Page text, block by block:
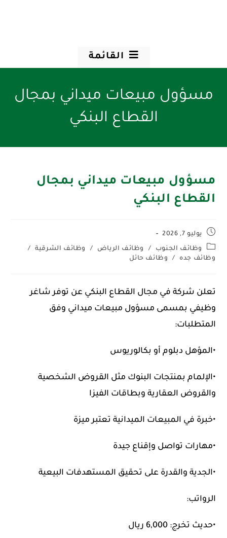
القائمة
مسؤول مبيعات ميداني بمجال
القطاع البنكي
مسؤول مبيعات ميداني بمجال
القطاع البنكي
يوليو 7, 2026
وظائف الجنوب / وظائف الرياض / وظائف الشرقية
/
وظائف جده
/ وظائف حائل
تعلن شركة في مجال القطاع البنكي عن توفر شاغر
وظيفي بمسمى مسؤول مبيعات ميداني وفق
المتطلبات:
•المؤهل دبلوم أو بكالوريوس
•الإلمام بمنتجات البنوك مثل القروض الشخصية
والقروض العقارية وبطاقات الفيزا
•خبرة في المبيعات الميدانية تعتبر ميزة
•مهارات تواصل وإقناع جيدة
•الجدية والقدرة على تحقيق المستهدفات البيعية
الرواتب:
•حديث تخرج: 6,000 ريال